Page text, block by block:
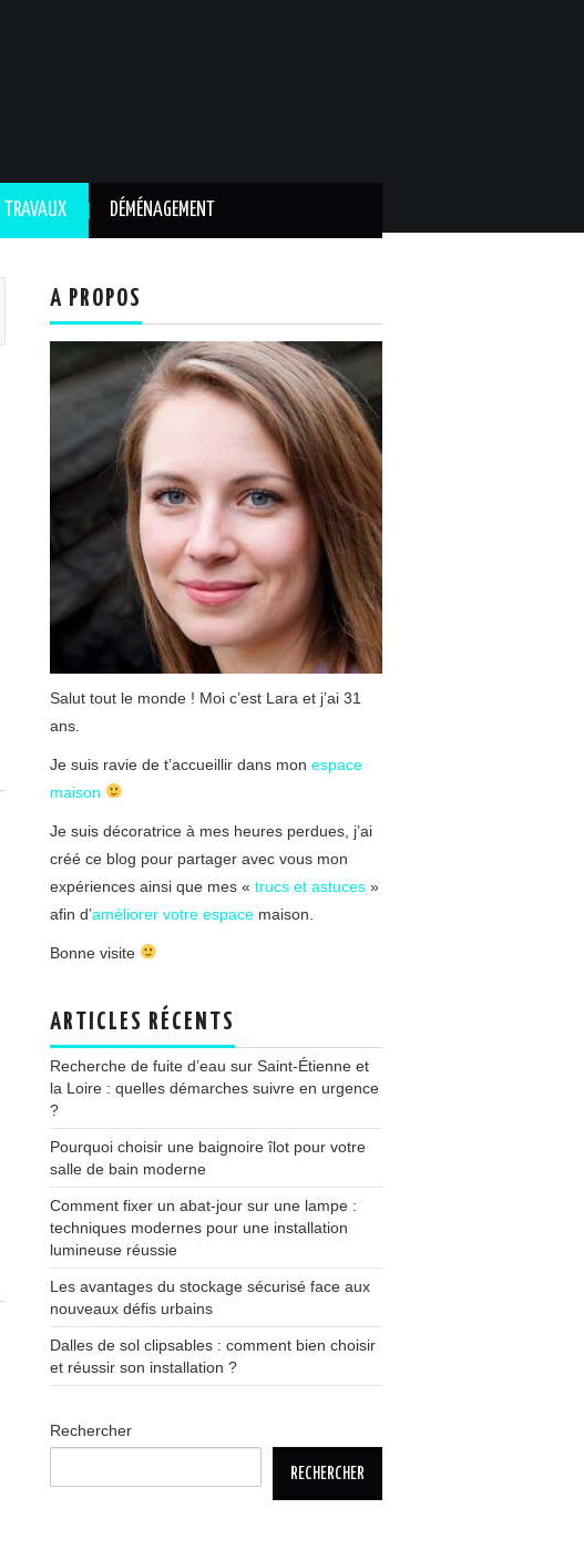
TRAVAUX DÉMÉNAGEMENT
A PROPOS
Salut tout le monde ! Moi c’est Lara et j’ai 31
ans.
Je suis ravie de t’accueillir dans mon espace
maison
Je suis décoratrice à mes heures perdues, j’ai
créé ce blog pour partager avec vous mon
expériences ainsi que mes « trucs et astuces »
afin d’améliorer votre espace maison.
Bonne visite
ARTICLES RÉCENTS
Recherche de fuite d’eau sur Saint-Étienne et
la Loire : quelles démarches suivre en urgence
?
Pourquoi choisir une baignoire îlot pour votre
salle de bain moderne
Comment fixer un abat-jour sur une lampe :
techniques modernes pour une installation
lumineuse réussie
Les avantages du stockage sécurisé face aux
nouveaux défis urbains
Dalles de sol clipsables : comment bien choisir
et réussir son installation ?
Rechercher
RECHERCHER